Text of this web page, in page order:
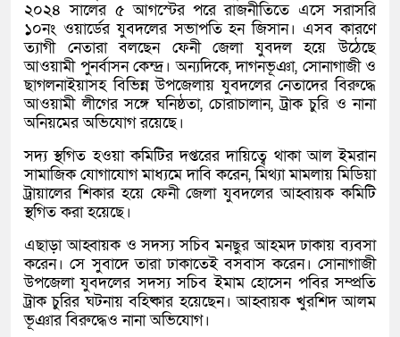
২০২৪ সালের ৫ আগস্টের পরে রাজনীতিতে এসে সরাসরি
১০নং ওয়ার্ডের যুবদলের সভাপতি হন জিসান। এসব কারণে
ত্যাগী নেতারা বলছেন ফেনী জেলা যুবদল হয়ে উঠেছে
আওয়ামী পুনর্বাসন কেন্দ্র। অন্যদিকে, দাগনভূঞা, সোনাগাজী ও
ছাগলনাইয়াসহ বিভিন্ন উপজেলায় যুবদলের নেতাদের বিরুদ্ধে
আওয়ামী লীগের সঙ্গে ঘনিষ্ঠতা, চোরাচালান, ট্রাক চুরি ও নানা
অনিয়মের অভিযোগ রয়েছে।
সদ্য স্থগিত হওয়া কমিটির দপ্তরের দায়িত্বে থাকা আল ইমরান
সামাজিক যোগাযোগ মাধ্যমে দাবি করেন, মিথ্যা মামলায় মিডিয়া
ট্রায়ালের শিকার হয়ে ফেনী জেলা যুবদলের আহ্বায়ক কমিটি
স্থগিত করা হয়েছে।
এছাড়া আহ্বায়ক ও সদস্য সচিব মনছুর আহমদ ঢাকায় ব্যবসা
করেন। সে সুবাদে তারা ঢাকাতেই বসবাস করেন। সোনাগাজী
উপজেলা যুবদলের সদস্য সচিব ইমাম হোসেন পবির সম্প্রতি
ট্রাক চুরির ঘটনায় বহিষ্কার হয়েছেন। আহ্বায়ক খুরশিদ আলম
ভূঞার বিরুদ্ধেও নানা অভিযোগ।